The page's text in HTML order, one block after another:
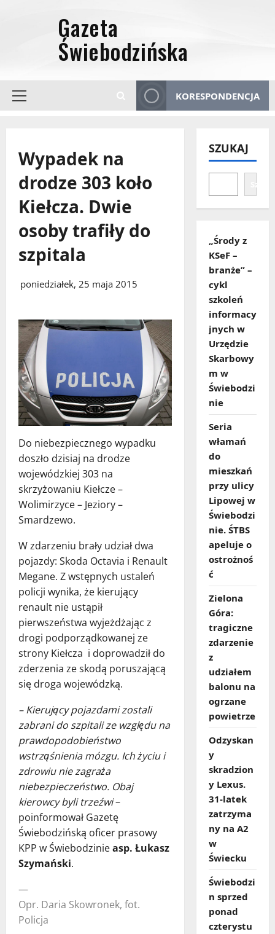
Menu
KORESPONDENCJA
Wypadek na
drodze 303 koło
Kiełcza. Dwie
osoby trafiły do
szpitala
poniedziałek, 25 maja 2015
Do niebezpiecznego wypadku
doszło dzisiaj na drodze
wojewódzkiej 303 na
skrzyżowaniu Kiełcze –
Wolimirzyce – Jeziory –
Smardzewo.
W zdarzeniu brały udział dwa
pojazdy: Skoda Octavia i Renault
Megane. Z wstępnych ustaleń
policji wynika, że kierujący
renault nie ustąpił
pierwszeństwa wyjeżdżając z
drogi podporządkowanej ze
strony Kiełcza i doprowadził do
zderzenia ze skodą poruszającą
się droga wojewódzką.
– Kierujący pojazdami zostali
zabrani do szpitali ze względu na
prawdopodobieństwo
wstrząśnienia mózgu. Ich życiu i
zdrowiu nie zagraża
niebezpieczeństwo. Obaj
kierowcy byli trzeźwi–
poinformował Gazetę
Świebodzińską oficer prasowy
KPP w Świebodzinieasp. Łukasz
Szymański.
—
Opr. Daria Skowronek, fot.
Policja
SZUKAJ
„Środy z
KSeF –
branże” –
cykl
szkoleń
informacy
jnych w
Urzędzie
Skarbowy
m w
Świebodzi
nie
Seria
włamań
do
mieszkań
przy ulicy
Lipowej w
Świebodzi
nie. ŚTBS
apeluje o
ostrożnoś
ć
Zielona
Góra:
tragiczne
zdarzenie
z
udziałem
balonu na
ogrzane
powietrze
Odzyskan
y
skradzion
y Lexus.
31‑latek
zatrzyma
ny na A2
w
Świecku
Świebodzi
n sprzed
ponad
czterystu